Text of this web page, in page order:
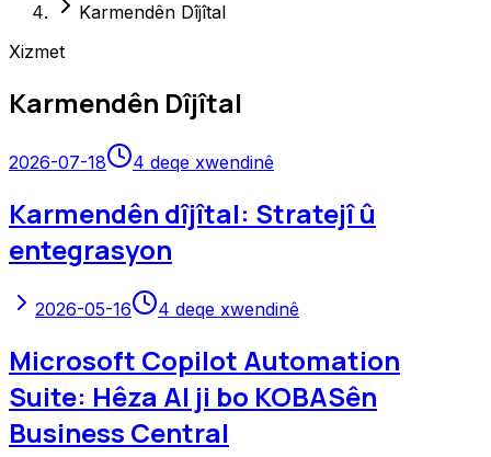
Karmendên Dîjîtal
Xizmet
Karmendên Dîjîtal
2026-07-18 4 deqe xwendinê
Karmendên dîjîtal: Stratejî û
entegrasyon
2026-05-16 4 deqe xwendinê
Microsoft Copilot Automation
Suite: Hêza AI ji bo KOBASên
Business Central